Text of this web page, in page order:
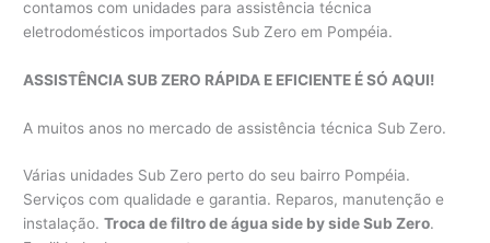
contamos com unidades para assistência técnica
eletrodomésticos importados Sub Zero em Pompéia.
ASSISTÊNCIA SUB ZERO RÁPIDA E EFICIENTE É SÓ AQUI!
A muitos anos no mercado de assistência técnica Sub Zero.
Várias unidades Sub Zero perto do seu bairro Pompéia.
Serviços com qualidade e garantia. Reparos, manutenção e
instalação.Troca de filtro de água side by side Sub Zero.